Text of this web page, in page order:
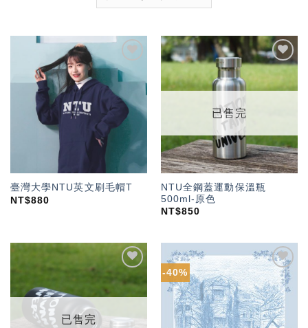
加入
「願
單」
臺灣大學NTU英文刷毛帽T
NT$880
加入
「願
望輕
已售完
NTU全鋼蓋運動保溫瓶
500ml-原色
NT$850
加入
「願
望輕
已售完
-40%
加入
「願
望輕
單」